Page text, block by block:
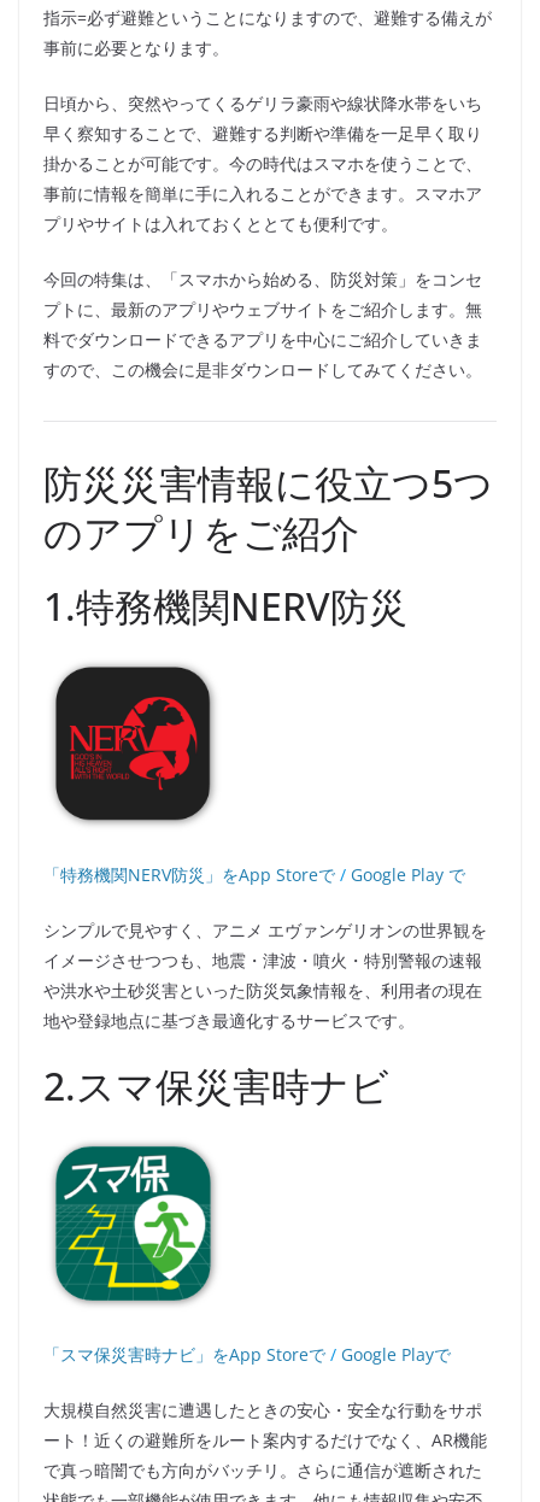
指示=必ず避難ということになりますので、避難する備えが
事前に必要となります。
日頃から、突然やってくるゲリラ豪雨や線状降水帯をいち
早く察知することで、避難する判断や準備を一足早く取り
掛かることが可能です。今の時代はスマホを使うことで、
事前に情報を簡単に手に入れることができます。スマホア
プリやサイトは入れておくととても便利です。
今回の特集は、「スマホから始める、防災対策」をコンセ
プトに、最新のアプリやウェブサイトをご紹介します。無
料でダウンロードできるアプリを中心にご紹介していきま
すので、この機会に是非ダウンロードしてみてください。
防災災害情報に役立つ5つ
のアプリをご紹介
1.特務機関NERV防災
「特務機関NERV防災」をApp Storeで / Google Play で
シンプルで見やすく、アニメ エヴァンゲリオンの世界観を
イメージさせつつも、地震・津波・噴火・特別警報の速報
や洪水や土砂災害といった防災気象情報を、利用者の現在
地や登録地点に基づき最適化するサービスです。
2.スマ保災害時ナビ
「スマ保災害時ナビ」をApp Storeで / Google Playで
大規模自然災害に遭遇したときの安心・安全な行動をサポ
ート！近くの避難所をルート案内するだけでなく、AR機能
で真っ暗闇でも方向がバッチリ。さらに通信が遮断された